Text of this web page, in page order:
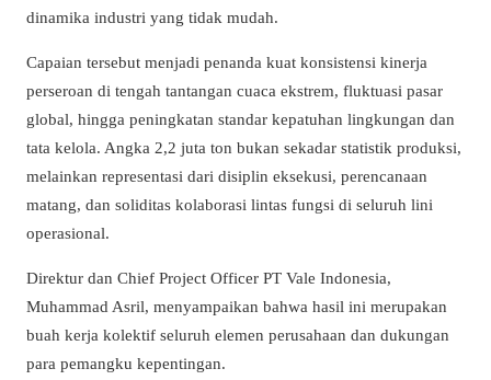
dinamika industri yang tidak mudah.
Capaian tersebut menjadi penanda kuat konsistensi kinerja
perseroan di tengah tantangan cuaca ekstrem, fluktuasi pasar
global, hingga peningkatan standar kepatuhan lingkungan dan
tata kelola. Angka 2,2 juta ton bukan sekadar statistik produksi,
melainkan representasi dari disiplin eksekusi, perencanaan
matang, dan soliditas kolaborasi lintas fungsi di seluruh lini
operasional.
Direktur dan Chief Project Officer PT Vale Indonesia,
Muhammad Asril, menyampaikan bahwa hasil ini merupakan
buah kerja kolektif seluruh elemen perusahaan dan dukungan
para pemangku kepentingan.